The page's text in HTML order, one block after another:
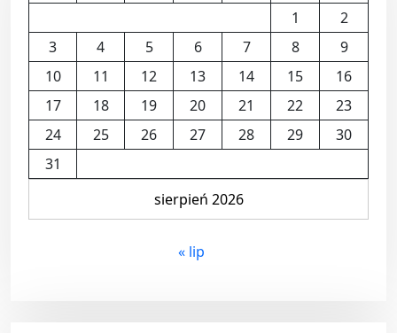
sierpień 2026
1
2
3
4 5 6 7 8
9
10
11 12 13 14 15
16
17
18 19 20 21 22
23
24
25 26 27 28 29
30
31
« lip